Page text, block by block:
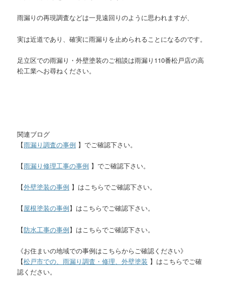
雨漏りの再現調査などは一見遠回りのように思われますが、
実は近道であり、確実に雨漏りを止められることになるのです。
足立区での雨漏り・外壁塗装のご相談は雨漏り110番松戸店の高
松工業へお尋ねください。
関連ブログ
【雨漏り調査の事例 】でご確認下さい。
【雨漏り修理工事の事例 】でご確認下さい。
【外壁塗装の事例 】はこちらでご確認下さい。
【屋根塗装の事例】はこちらでご確認下さい。
【防水工事の事例】はこちらでご確認下さい。
《お住まいの地域での事例はこちらからご確認ください》
【松戸市での、雨漏り調査・修理、外壁塗装 】はこちらでご確
認ください。